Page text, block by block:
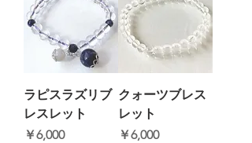
ラピスラズリブ
レスレット
価格
￥6,000
クォーツブレス
レット
価格
￥6,000